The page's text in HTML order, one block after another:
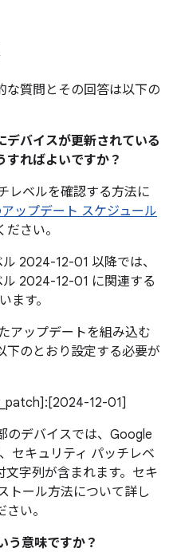
な質問とその回答は以下の
デバイスが更新されている
すればよいですか？
レベルを確認する方法に
ップデート スケジュール
さい。
2024-12-01 以降では、
2024-12-01 に関連する
ます。
アップデートを組み込む
下のとおり設定する必要が
12-01]
のデバイスでは、Google
セキュリティ パッチレベ
字列が含まれます。セキ
トール方法について詳し
い。
う意味ですか？